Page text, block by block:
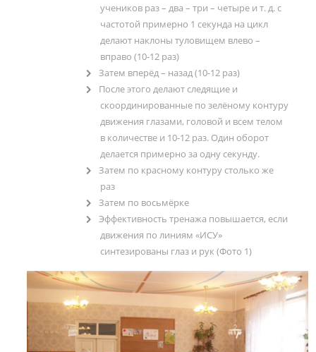
учеников раз – два – три – четыре и т. д. с
частотой примерно 1 секунда на цикл
делают наклоны туловищем влево –
вправо (10-12 раз)
Затем вперёд – назад (10-12 раз)
После этого делают следящие и
скоординированные по зелёному контуру
движения глазами, головой и всем телом
в количестве и 10-12 раз. Один оборот
делается примерно за одну секунду.
Затем по красному контуру столько же
раз
Затем по восьмёрке
Эффективность тренажа повышается, если
движения по линиям «ИСУ»
синтезированы глаз и рук (Фото 1)